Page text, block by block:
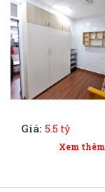
Giá: 5.5 tỷ
Xem thêm